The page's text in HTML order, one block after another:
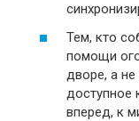
Тем, кто
помощи
дворе, а
доступное
вперед, к